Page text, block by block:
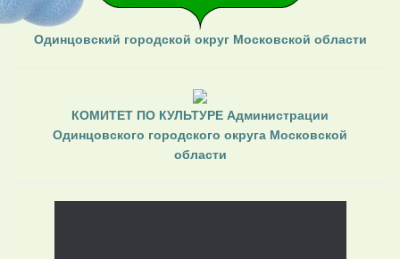
Одинцовский городской округ Московской области
КОМИТЕТ ПО КУЛЬТУРЕ Администрации
Одинцовского городского округа Московской
области